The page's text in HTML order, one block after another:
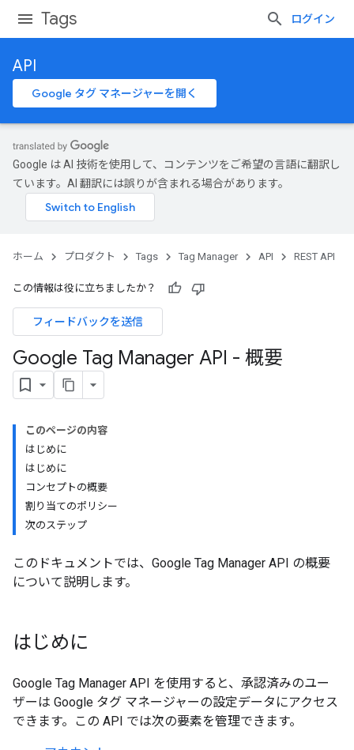
Tags ログイン
API
Google タグ マネージャーを開く
Google は AI 技術を使用して、コンテンツをご希望の言語に翻訳し
ています。AI 翻訳には誤りが含まれる場合があります。
ホーム プロダクト Tags Tag Manager API REST API
この情報は役に立ちましたか？
フィードバックを送信
Google Tag Manager API - 概要
このページの内容
はじめに
はじめに
コンセプトの概要
割り当てのポリシー
次のステップ
このドキュメントでは、Google Tag Manager API の概要
について説明します。
はじめに
Google Tag Manager API を使用すると、承認済みのユー
ザーは Google タグ マネージャーの設定データにアクセス
できます。この API では次の要素を管理できます。